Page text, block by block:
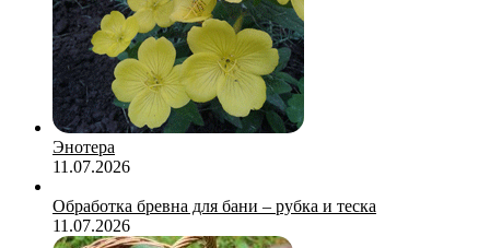
Энотера
11.07.2026
Обработка бревна для бани – рубка и теска
11.07.2026